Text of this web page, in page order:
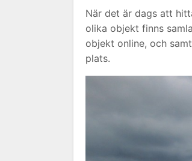
När det är dags att
olika objekt finns
objekt online, och
plats.